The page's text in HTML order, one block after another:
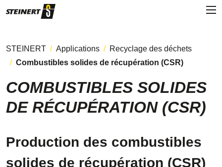
STEINERT Applications
Recyclage des déchets
Combustibles solides de récupération (CSR)
COMBUSTIBLES SOLIDES
DE RÉCUPÉRATION (CSR)
Production des combustibles
solides de récupération (CSR)